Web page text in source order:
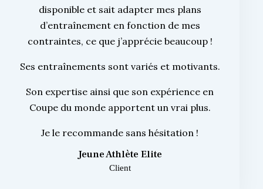
disponible et sait adapter mes plans
d’entraînement en fonction de mes
contraintes, ce que j’apprécie beaucoup !
Ses entraînements sont variés et motivants.
Son expertise ainsi que son expérience en
Coupe du monde apportent un vrai plus.
Je le recommande sans hésitation !
Jeune Athlète Elite
Client